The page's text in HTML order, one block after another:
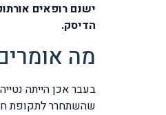
ישנם רופאים
הדיסק.
מה
בעבר אכן הייתה
שהשתחרר לתקופת